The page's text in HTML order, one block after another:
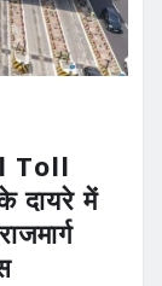
Toll
दायरे में